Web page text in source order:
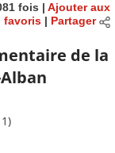
fois | Ajouter aux
favoris| Partager
de la